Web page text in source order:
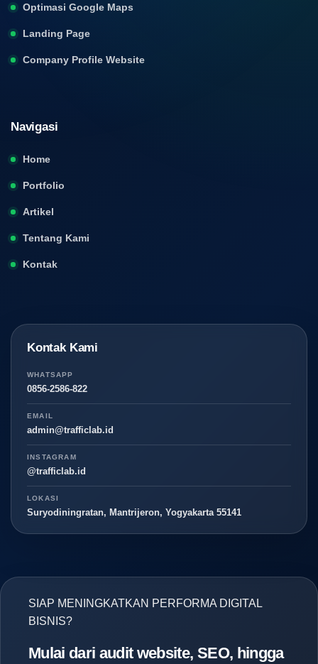
Optimasi Google Maps
Landing Page
Company Profile Website
Navigasi
Home
Portfolio
Artikel
Tentang Kami
Kontak
Kontak Kami
WHATSAPP
0856-2586-822
EMAIL
admin@trafficlab.id
INSTAGRAM
@trafficlab.id
LOKASI
Suryodiningratan, Mantrijeron, Yogyakarta 55141
SIAP MENINGKATKAN PERFORMA DIGITAL
BISNIS?
Mulai dari audit website, SEO, hingga